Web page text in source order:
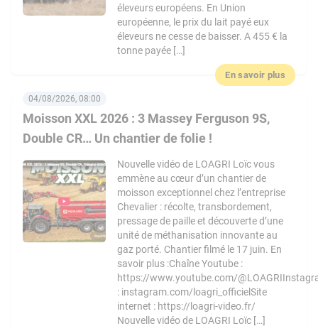
éleveurs européens. En Union
européenne, le prix du lait payé eux
éleveurs ne cesse de baisser. A 455 € la
tonne payée […]
En savoir plus
Moisson XXL 2026 : 3 Massey Ferguson 9S,
Double CR… Un chantier de folie !
04/08/2026, 08:00
Nouvelle vidéo de LOAGRI Loïc vous
emmène au cœur d’un chantier de
moisson exceptionnel chez l’entreprise
Chevalier : récolte, transbordement,
pressage de paille et découverte d’une
unité de méthanisation innovante au
gaz porté. Chantier filmé le 17 juin. En
savoir plus :Chaîne Youtube :
https://www.youtube.com/
: instagram.com/loagri_officielSite
internet : https://loagri-video.fr/
Nouvelle vidéo de LOAGRI Loïc […]